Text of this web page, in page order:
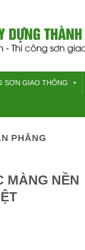
SƠN GIAO THÔNG
PHẲNG
MÀNG NỀN